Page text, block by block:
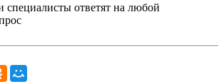
ответят на любой